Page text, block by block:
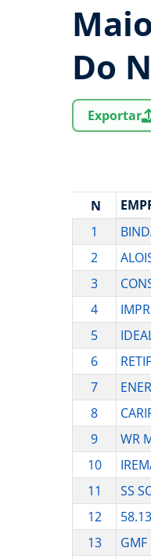
Do
Exportar
N
1
2
3
4
5
6
7
8
9
WR
10
11
SS
12
13
GMF